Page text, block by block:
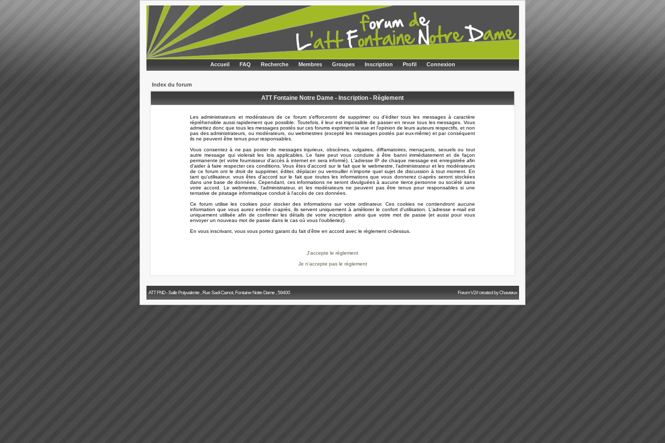
Accueil FAQ Recherche Membres Groupes Inscription Profil Connexion
Index du forum
ATT Fontaine Notre Dame - Inscription - Règlement
Les administrateurs et modérateurs de ce forum s'efforceront de supprimer ou d'éditer tous les messages à caractère
répréhensible aussi rapidement que possible. Toutefois, il leur est impossible de passer en revue tous les messages. Vous
admettez donc que tous les messages postés sur ces forums expriment la vue et l'opinion de leurs auteurs respectifs, et non
pas des administrateurs, ou modérateurs, ou webmestres (excepté les messages postés par eux-même) et par conséquent
ils ne peuvent être tenus pour responsables.
Vous consentez à ne pas poster de messages injurieux, obscènes, vulgaires, diffamatoires, menaçants, sexuels ou tout
autre message qui violerait les lois applicables. Le faire peut vous conduire à être banni immédiatement et de façon
permanente (et votre fournisseur d'accès à internet en sera informé). L'adresse IP de chaque message est enregistrée afin
d'aider à faire respecter ces conditions. Vous êtes d'accord sur le fait que le webmestre, l'administrateur et les modérateurs
de ce forum ont le droit de supprimer, éditer, déplacer ou verrouiller n'importe quel sujet de discussion à tout moment. En
tant qu'utilisateur, vous êtes d'accord sur le fait que toutes les informations que vous donnerez ci-après seront stockées
dans une base de données. Cependant, ces informations ne seront divulguées à aucune tierce personne ou société sans
votre accord. Le webmestre, l'administrateur, et les modérateurs ne peuvent pas être tenus pour responsables si une
tentative de piratage informatique conduit à l'accès de ces données.
Ce forum utilise les cookies pour stocker des informations sur votre ordinateur. Ces cookies ne contiendront aucune
information que vous aurez entrée ci-après, ils servent uniquement à améliorer le confort d'utilisation. L'adresse e-mail est
uniquement utilisée afin de confirmer les détails de votre inscription ainsi que votre mot de passe (et aussi pour vous
envoyer un nouveau mot de passe dans le cas où vous l'oublieriez).
En vous inscrivant, vous vous portez garant du fait d'être en accord avec le règlement ci-dessus.
J'accepte le règlement
Je n'accepte pas le règlement
ATT FND - Salle Polyvalente , Rue Sadi Carnot, Fontaine Notre Dame , 59400 Forum V2// created by Chavrøux